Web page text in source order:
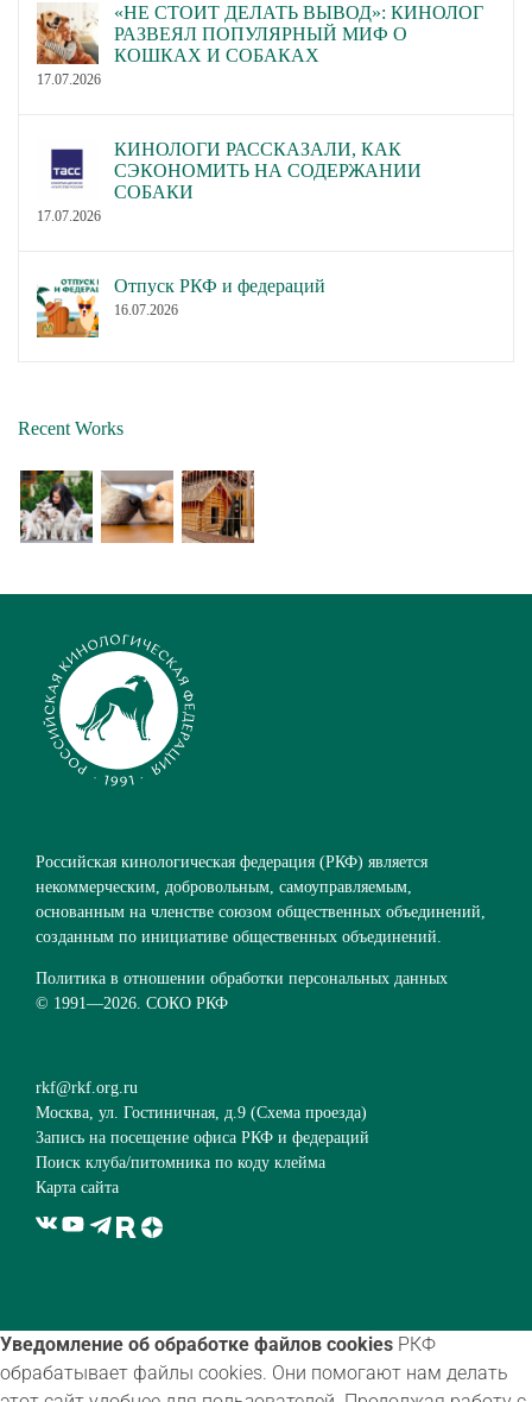
«НЕ СТОИТ ДЕЛАТЬ ВЫВОД»: КИНОЛОГ
РАЗВЕЯЛ ПОПУЛЯРНЫЙ МИФ О
КОШКАХ И СОБАКАХ
17.07.2026
КИНОЛОГИ РАССКАЗАЛИ, КАК
СЭКОНОМИТЬ НА СОДЕРЖАНИИ
СОБАКИ
17.07.2026
Отпуск РКФ и федераций
16.07.2026
Recent Works
Российская кинологическая федерация (РКФ) является
некоммерческим, добровольным, самоуправляемым,
основанным на членстве союзом общественных объединений,
созданным по инициативе общественных объединений.
Политика в отношении обработки персональных данных
© 1991—2026. СОКО РКФ
rkf@rkf.org.ru
Москва, ул. Гостиничная, д.9 (Схема проезда)
Запись на посещение офиса РКФ и федераций
Поиск клуба/питомника по коду клейма
Карта сайта
Уведомление об обработке файлов cookies РКФ
обрабатывает файлы cookies. Они помогают нам делать